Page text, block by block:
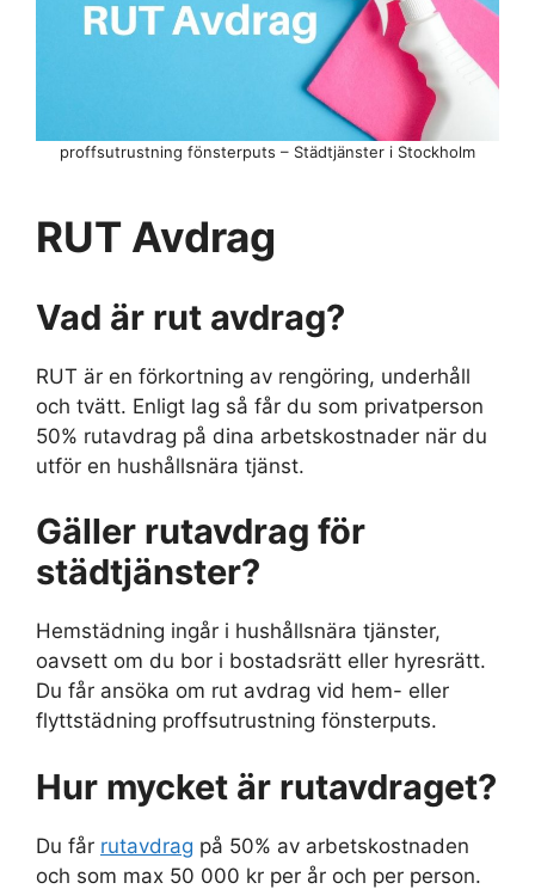
RUT Avdrag
Vad är rut avdrag?
RUT är en förkortning av rengöring, underhåll
och tvätt. Enligt lag så får du som privatperson
50% rutavdrag på dina arbetskostnader när du
utför en hushållsnära tjänst.
Gäller rutavdrag för
städtjänster?
Hemstädning ingår i hushållsnära tjänster,
oavsett om du bor i bostadsrätt eller hyresrätt.
Du får ansöka om rut avdrag vid hem- eller
flyttstädning proffsutrustning fönsterputs.
Hur mycket är rutavdraget?
Du får rutavdrag på 50% av arbetskostnaden
och som max 50 000 kr per år och per person.
proffsutrustning fönsterputs – Städtjänster i Stockholm